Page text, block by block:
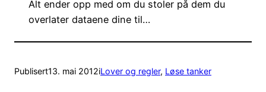
Alt ender opp med om du stoler på dem du
overlater dataene dine til…
Publisert13. mai 2012iLover og regler, Løse tanker